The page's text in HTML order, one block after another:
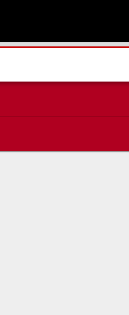
1787, et en même tems les